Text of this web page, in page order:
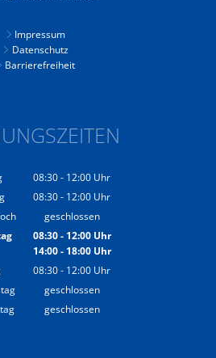
Impressum
Datenschutz
Barrierefreiheit
08:30- 12:00 Uhr
Von 08:30 bis 12:00 Uhr
08:30- 12:00 Uhr
Von 08:30 bis 12:00 Uhr
geschlossen
08:30- 12:00Uhr
Von 08:30 bis 12:00 Uhr
14:00- 18:00Uhr
Von 14:00 bis 18:00 Uhr
08:30- 12:00 Uhr
Von 08:30 bis 12:00 Uhr
geschlossen
geschlossen